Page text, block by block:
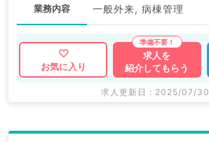
業務内容 一般外来, 病棟管理
お気に入り
求人を
紹介してもらう
求人更新日 : 2025/07/30